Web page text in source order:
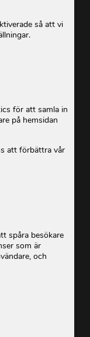
så att vi
för att samla in
på hemsidan
att förbättra vår
spåra besökare
som är
och